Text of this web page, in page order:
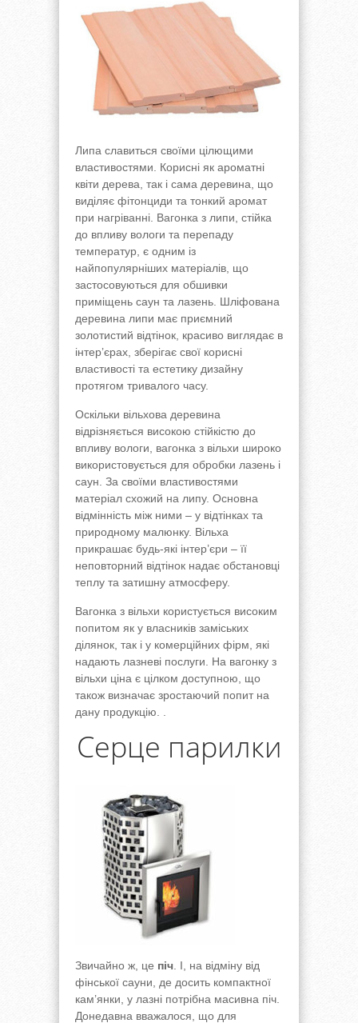
Липа славиться своїми цілющими
властивостями. Корисні як ароматні
квіти дерева, так і сама деревина, що
виділяє фітонциди та тонкий аромат
при нагріванні. Вагонка з липи, стійка
до впливу вологи та перепаду
температур, є одним із
найпопулярніших матеріалів, що
застосовуються для обшивки
приміщень саун та лазень. Шліфована
деревина липи має приємний
золотистий відтінок, красиво виглядає в
інтер’єрах, зберігає свої корисні
властивості та естетику дизайну
протягом тривалого часу.
Оскільки вільхова деревина
відрізняється високою стійкістю до
впливу вологи, вагонка з вільхи широко
використовується для обробки лазень і
саун. За своїми властивостями
матеріал схожий на липу. Основна
відмінність між ними – у відтінках та
природному малюнку. Вільха
прикрашає будь-які інтер’єри – її
неповторний відтінок надає обстановці
теплу та затишну атмосферу.
Вагонка з вільхи користується високим
попитом як у власників заміських
ділянок, так і у комерційних фірм, які
надають лазневі послуги. На вагонку з
вільхи ціна є цілком доступною, що
також визначає зростаючий попит на
дану продукцію. .
Серце парилки
Звичайно ж, це піч . І, на відміну від
фінської сауни, де досить компактної
кам’янки, у лазні потрібна масивна піч.
Донедавна вважалося, що для